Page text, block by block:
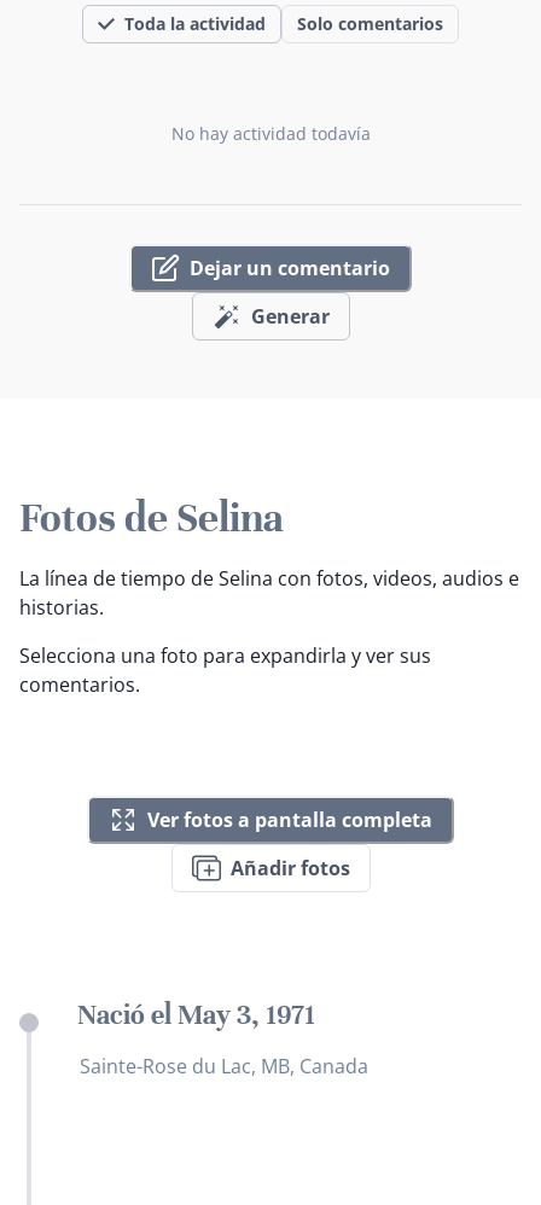
Toda la actividad Solo comentarios
No hay actividad todavía
Dejar un comentario
Generar
Fotos de Selina
La línea de tiempo de Selina con fotos, videos, audios e
historias.
Selecciona una foto para expandirla y ver sus
comentarios.
Ver fotos a pantalla completa
Añadir fotos
Nació el May 3, 1971
Sainte-Rose du Lac, MB, Canada